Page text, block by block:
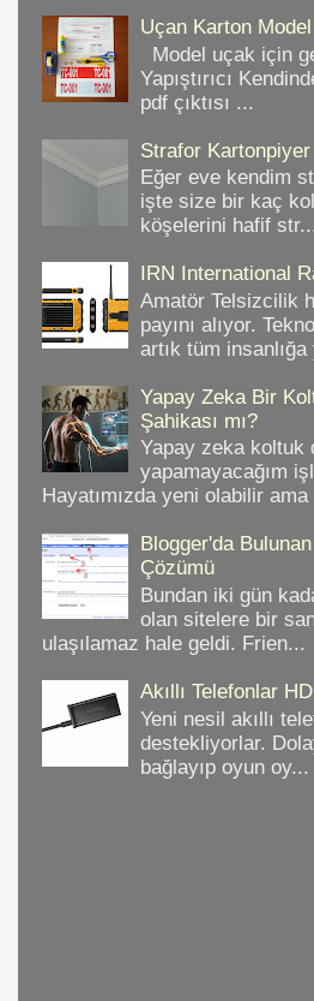
Uçan Karton
Model uçak için
Yapıştırıcı
pdf çıktısı ...
Strafor
Eğer eve kendim
işte size bir kaç
köşelerini hafif str...
IRN International
Amatör Telsizcilik
payını alıyor.
artık tüm insanlığa
Yapay Zeka Bir
Şahikası mı?
Yapay zeka koltuk
yapamayacağım
Hayatımızda yeni olabilir
Blogger'da
Çözümü
Bundan iki gün
olan sitelere bir
ulaşılamaz hale geldi. Frien...
Akıllı Telefonlar
Yeni nesil akıllı
destekliyorlar.
bağlayıp oyun oy...